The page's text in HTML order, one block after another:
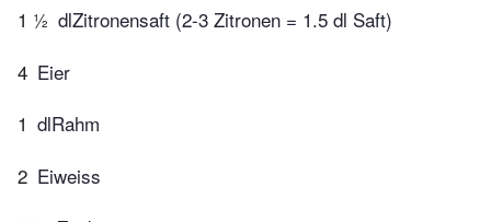
1 ½ dlZitronensaft (2-3 Zitronen = 1.5 dl Saft)
4 Eier
1 dlRahm
2 Eiweiss